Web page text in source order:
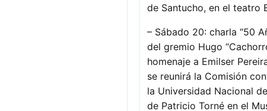
de Santucho, en el teatro
– Sábado 20: charla “50
del gremio Hugo
homenaje a Emilser
se reunirá la Comisión
la Universidad Nacional
de Patricio Torné en el